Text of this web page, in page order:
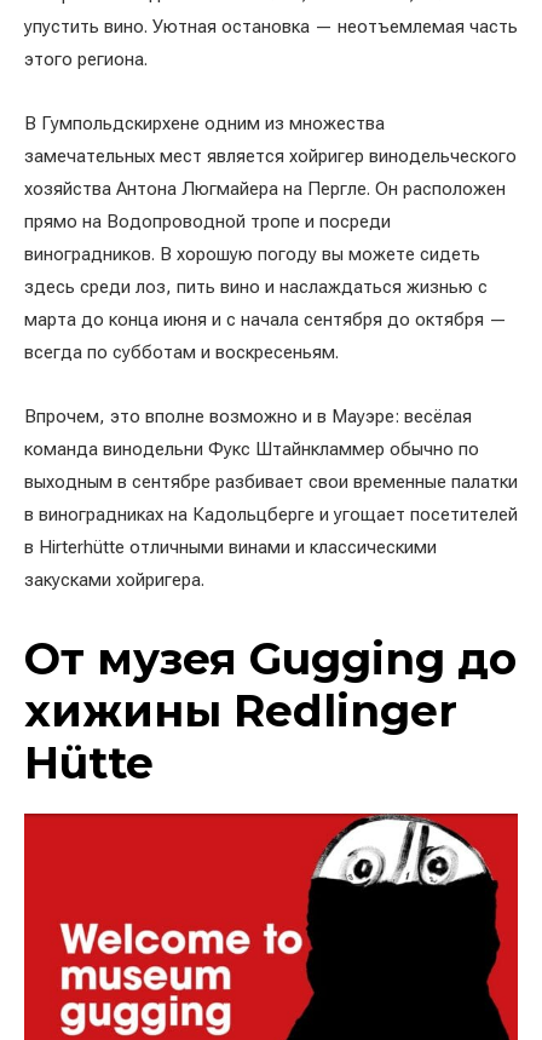
упустить вино. Уютная остановка — неотъемлемая часть
этого региона.
В Гумпольдскирхене одним из множества
замечательных мест является хойригер винодельческого
хозяйства Антона Люгмайера на Пергле. Он расположен
прямо на Водопроводной тропе и посреди
виноградников. В хорошую погоду вы можете сидеть
здесь среди лоз, пить вино и наслаждаться жизнью с
марта до конца июня и с начала сентября до октября —
всегда по субботам и воскресеньям.
Впрочем, это вполне возможно и в Мауэре: весёлая
команда винодельни Фукс Штайнкламмер обычно по
выходным в сентябре разбивает свои временные палатки
в виноградниках на Кадольцберге и угощает посетителей
в Hirterhütte отличными винами и классическими
закусками хойригера.
От музея Gugging до
хижины Redlinger
Hütte